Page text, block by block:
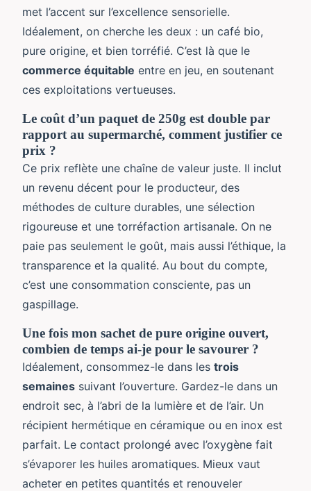
met l’accent sur l’excellence sensorielle.
Idéalement, on cherche les deux : un café bio,
pure origine, et bien torréfié. C’est là que le
commerce équitable entre en jeu, en soutenant
ces exploitations vertueuses.
Le coût d’un paquet de 250g est double par
rapport au supermarché, comment justifier ce
prix ?
Ce prix reflète une chaîne de valeur juste. Il inclut
un revenu décent pour le producteur, des
méthodes de culture durables, une sélection
rigoureuse et une torréfaction artisanale. On ne
paie pas seulement le goût, mais aussi l’éthique, la
transparence et la qualité. Au bout du compte,
c’est une consommation consciente, pas un
gaspillage.
Une fois mon sachet de pure origine ouvert,
combien de temps ai-je pour le savourer ?
Idéalement, consommez-le dans les trois
semaines suivant l’ouverture. Gardez-le dans un
endroit sec, à l’abri de la lumière et de l’air. Un
récipient hermétique en céramique ou en inox est
parfait. Le contact prolongé avec l’oxygène fait
s’évaporer les huiles aromatiques. Mieux vaut
acheter en petites quantités et renouveler